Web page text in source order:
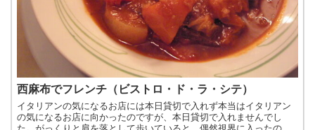
西麻布でフレンチ（ビストロ・ド・ラ・シテ）
イタリアンの気になるお店には本日貸切で入れず本当はイタリアン
の気になるお店に向かったのですが、本日貸切で入れませんでし